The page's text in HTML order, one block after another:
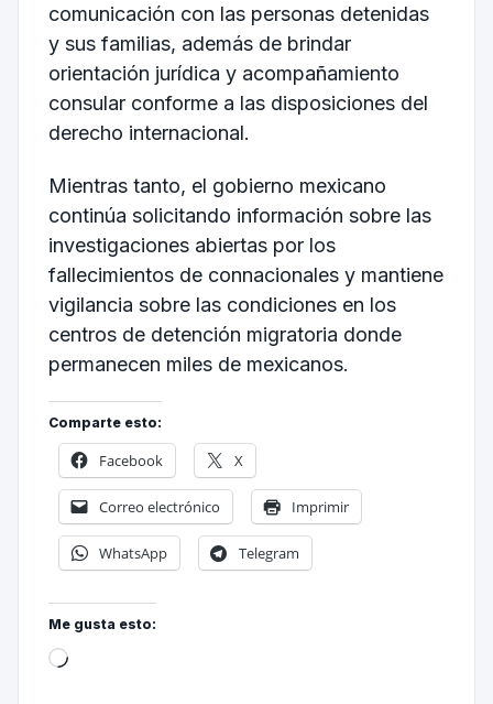
comunicación con las personas detenidas
y sus familias, además de brindar
orientación jurídica y acompañamiento
consular conforme a las disposiciones del
derecho internacional.
Mientras tanto, el gobierno mexicano
continúa solicitando información sobre las
investigaciones abiertas por los
fallecimientos de connacionales y mantiene
vigilancia sobre las condiciones en los
centros de detención migratoria donde
permanecen miles de mexicanos.
Comparte esto:
Facebook X
Correo electrónico Imprimir
WhatsApp Telegram
Me gusta esto: